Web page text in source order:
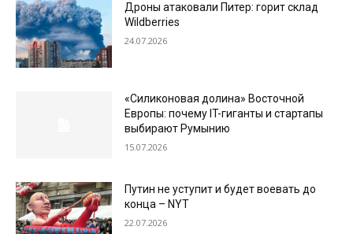
Дроны атаковали Питер: горит склад
Wildberries
24.07.2026
«Силиконовая долина» Восточной
Европы: почему IT-гиганты и стартапы
выбирают Румынию
15.07.2026
Путин не уступит и будет воевать до
конца – NYT
22.07.2026